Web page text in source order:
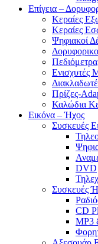
Επίγεια –
Κεραίες
Κεραίες
Ψηφιακοί
Πεδιόμετρα
Ενισχυτές
Πρίζες-
Καλώδια
Εικόνα – Ήχος
Συσκευές
DVD
Συσκευές
CD
MP3